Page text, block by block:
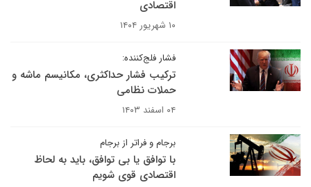
اقتصادی
۱۰ شهریور ۱۴۰۴
فشار فلج‌کننده:
ترکیب فشار حداکثری، مکانیسم ماشه و
حملات نظامی
۰۴ اسفند ۱۴۰۳
برجام و فراتر از برجام
با توافق یا بی توافق، باید به لحاظ
اقتصادی قوی شویم